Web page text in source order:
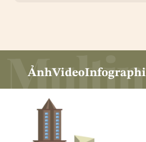
ẢnhVideo